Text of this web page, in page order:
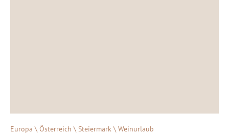
Europa \ Österreich \ Steiermark \ Weinurlaub